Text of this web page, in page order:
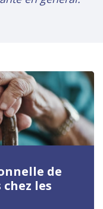
de
les